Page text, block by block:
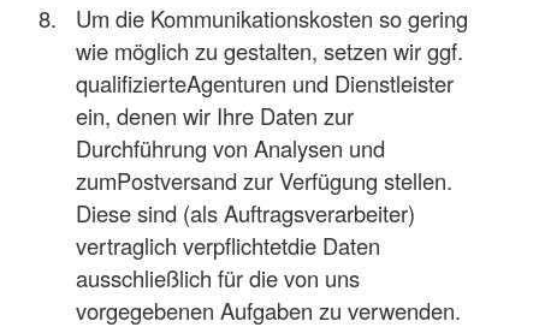
Um die Kommunikationskosten so gering
wie möglich zu gestalten, setzen wir ggf.
qualifizierteAgenturen und Dienstleister
ein, denen wir Ihre Daten zur
Durchführung von Analysen und
zumPostversand zur Verfügung stellen.
Diese sind (als Auftragsverarbeiter)
vertraglich verpflichtetdie Daten
ausschließlich für die von uns
vorgegebenen Aufgaben zu verwenden.